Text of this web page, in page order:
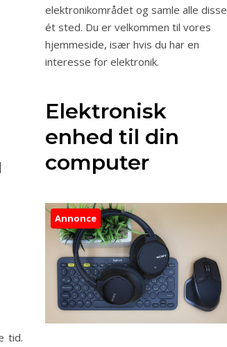
tid.
elektronikområdet og samle alle disse
ét sted. Du er velkommen til vores
hjemmeside, især hvis du har en
interesse for elektronik.
Elektronisk
enhed til din
computer
Annonce